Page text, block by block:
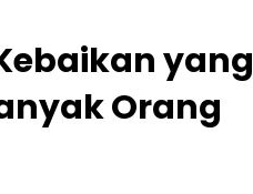
yang
Orang